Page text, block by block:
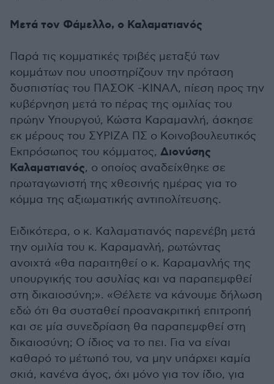
Μετά τον Φάμελλο, ο Καλαματιανός
Παρά τις κομματικές τριβές μεταξύ των
κομμάτων που υποστηρίζουν την πρόταση
δυσπιστίας του ΠΑΣΟΚ -ΚΙΝΑΛ, πίεση προς την
κυβέρνηση μετά το πέρας της ομιλίας του
πρώην Υπουργού, Κώστα Καραμανλή, άσκησε
εκ μέρους του ΣΥΡΙΖΑ ΠΣ ο Κοινοβουλευτικός
Εκπρόσωπος του κόμματος, Διονύσης
Καλαματιανός, ο οποίος αναδείχθηκε σε
πρωταγωνιστή της χθεσινής ημέρας για το
κόμμα της αξιωματικής αντιπολίτευσης.
Ειδικότερα, ο κ. Καλαματιανός παρενέβη μετά
την ομιλία του κ. Καραμανλή, ρωτώντας
ανοιχτά «θα παραιτηθεί ο κ. Καραμανλής της
υπουργικής του ασυλίας και να παραπεμφθεί
στη δικαιοσύνη;». «Θέλετε να κάνουμε δήλωση
εδώ ότι θα συσταθεί προανακριτική επιτροπή
και σε μία συνεδρίαση θα παραπεμφθεί στη
δικαιοσύνη; Ο ίδιος να το πει. Για να είναι
καθαρό το μέτωπό του, να μην υπάρχει καμία
σκιά, κανένα άγος, όχι μόνο για τον ίδιο, για